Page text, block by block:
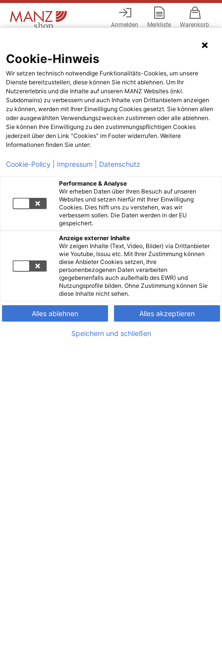
Anmelden Merkliste Warenkorb
Cookie-Hinweis
Wir setzen technisch notwendige Funktionalitäts-Cookies, um unsere
Dienste bereitzustellen, diese können Sie nicht ablehnen. Um Ihr
Nutzererlebnis und die Inhalte auf unseren MANZ Websites (inkl.
Subdomains) zu verbessern und auch Inhalte von Drittanbietern anzeigen
zu können, werden mit Ihrer Einwilligung Cookies gesetzt. Sie können allen
oder ausgewählten Verwendungszwecken zustimmen oder alle ablehnen.
Sie können Ihre Einwilligung zu den zustimmungspflichtigen Cookies
jederzeit über den Link "Cookies" im Footer widerrufen. Weitere
Informationen finden Sie unter:
Cookie-Policy | Impressum | Datenschutz
Performance & Analyse
Wir erheben Daten über Ihren Besuch auf unseren
Websites und setzen hierfür mit Ihrer Einwilligung
Cookies. Dies hilft uns zu verstehen, was wir
verbessern sollen. Die Daten werden in der EU
gespeichert.
Anzeige externer Inhalte
Wir zeigen Inhalte (Text, Video, Bilder) via Drittanbieter
wie Youtube, Issuu etc. Mit Ihrer Zustimmung können
diese Anbieter Cookies setzen, Ihre
personenbezogenen Daten verarbeiten
(gegebenenfalls auch außerhalb des EWR) und
Nutzungsprofile bilden. Ohne Zustimmung können Sie
diese Inhalte nicht sehen.
Alles ablehnen Alles akzeptieren
Speichern und schließen